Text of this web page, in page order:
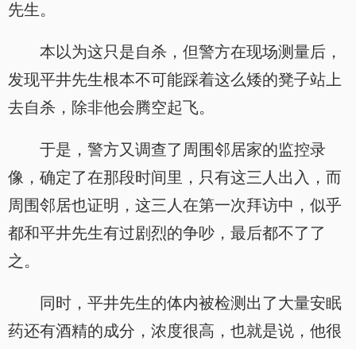
先生。
本以为这只是自杀，但警方在现场测量后，
发现平井先生根本不可能踩着这么矮的凳子站上
去自杀，除非他会腾空起飞。
于是，警方又调查了周围邻居家的监控录
像，确定了在那段时间里，只有这三人出入，而
周围邻居也证明，这三人在第一次拜访中，似乎
都和平井先生有过剧烈的争吵，最后都不了了
之。
同时，平井先生的体内被检测出了大量安眠
药还有酒精的成分，浓度很高，也就是说，他很